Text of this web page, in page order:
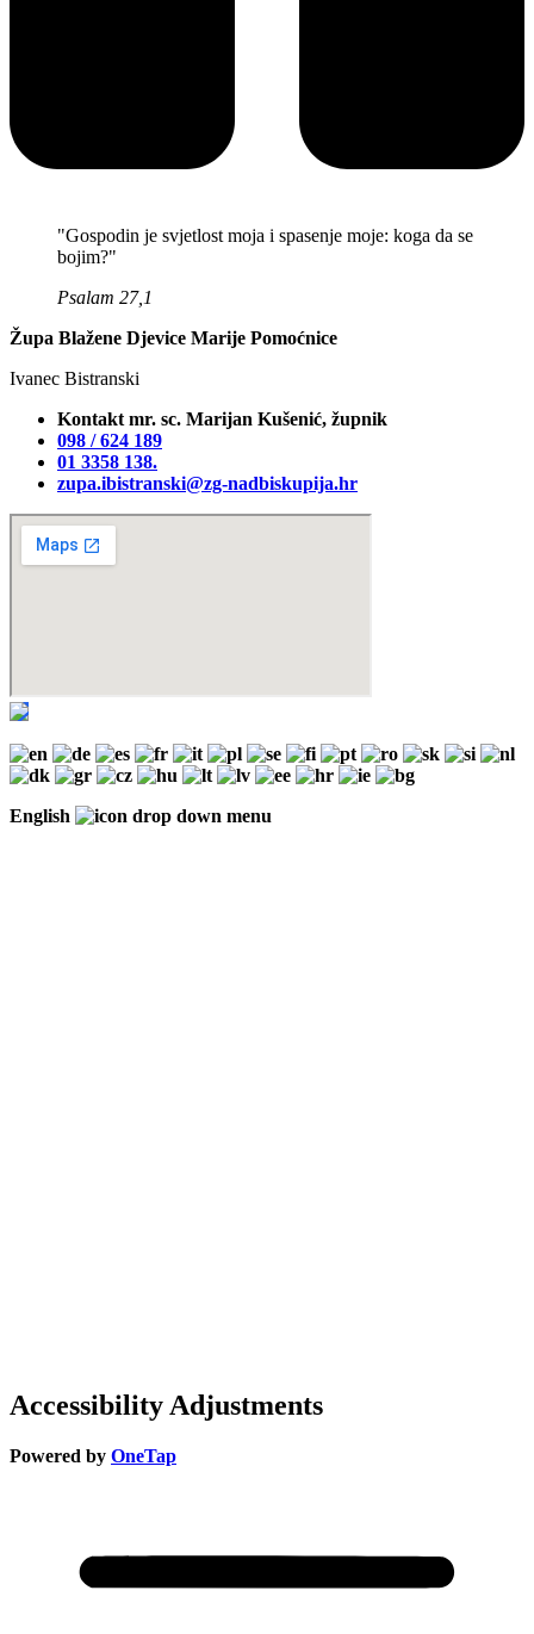
"Gospodin je svjetlost moja i spasenje moje: koga da se
bojim?"
Psalam 27,1
Župa Blažene Djevice Marije Pomoćnice
Ivanec Bistranski
Kontakt mr. sc. Marijan Kušenić, župnik
098 / 624 189
01 3358 138‬.
zupa.ibistranski@zg-nadbiskupija.hr
English
Accessibility Adjustments
Powered by OneTap